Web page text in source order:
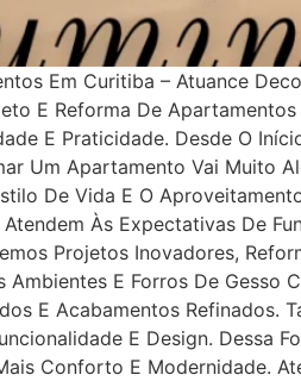
Em Curitiba – Atuance
E Reforma De
E Praticidade. Desde O
Um Apartamento Vai Muito
De Vida E O
Às Expectativas De
Projetos Inovadores,
E Forros De Gesso
E Acabamentos Refinados.
E Design. Dessa
Conforto E Modernidade.